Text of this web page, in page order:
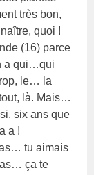
très bon,
quoi !
(16) parce
a qui…qui
le… la
là. Mais…
six ans que
a !
tu aimais
ça te